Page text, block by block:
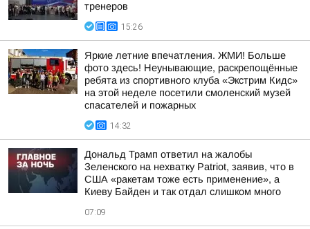
тренеров
15:26
Яркие летние впечатления. ЖМИ! Больше
фото здесь! Неунывающие, раскрепощённые
ребята из спортивного клуба «Экстрим Кидс»
на этой неделе посетили смоленский музей
спасателей и пожарных
14:32
Дональд Трамп ответил на жалобы
Зеленского на нехватку Patriot, заявив, что в
США «ракетам тоже есть применение», а
Киеву Байден и так отдал слишком много
07:09